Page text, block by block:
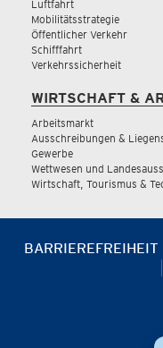
Luftfahrt
Mobilitätsstrategie
Öffentlicher Verkehr
Schifffahrt
Verkehrssicherheit
WIRTSCHAFT &
Arbeitsmarkt
Ausschreibungen &
Gewerbe
Wettwesen und
Wirtschaft, Tourismus &
BARRIEREFREIHEIT